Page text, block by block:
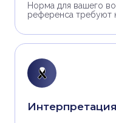
Норма для вашего
референса требуют
Интерпретация